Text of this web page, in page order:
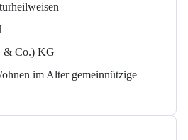
& Co.) KG
im Alter gemeinnützige